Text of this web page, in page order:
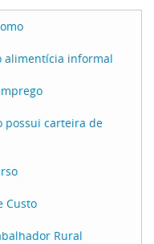
alimentícia informal
possui carteira de
Custo
Rural